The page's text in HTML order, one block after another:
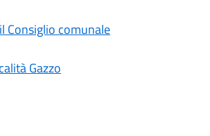
Consiglio comunale
Gazzo